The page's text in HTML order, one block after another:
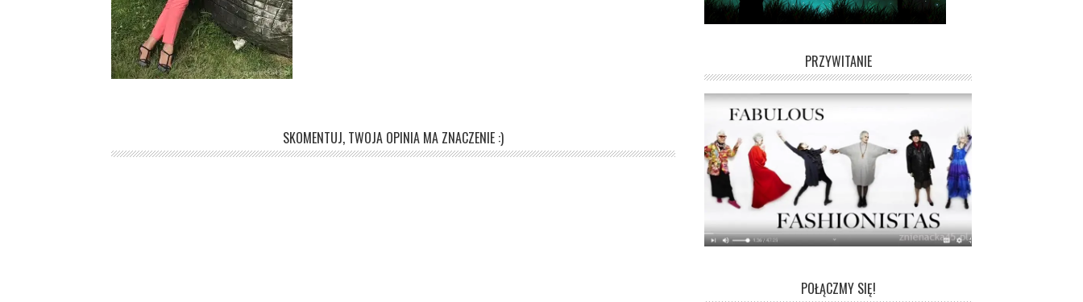
SKOMENTUJ, TWOJA OPINIA MA ZNACZENIE :)
PRZYWITANIE
POŁĄCZMY SIĘ!